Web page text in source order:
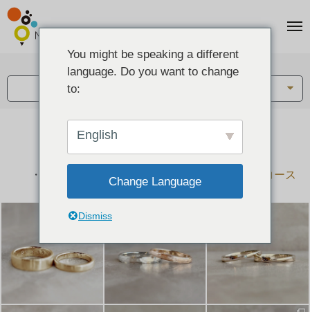
結婚指輪とペアリングのデザイン集
下記コースで手作りされた作品をご紹介します
手作り結婚指輪コース
手作りペアリングコース
You might be speaking a different
language. Do you want to change
to:
English
Change Language
Dismiss